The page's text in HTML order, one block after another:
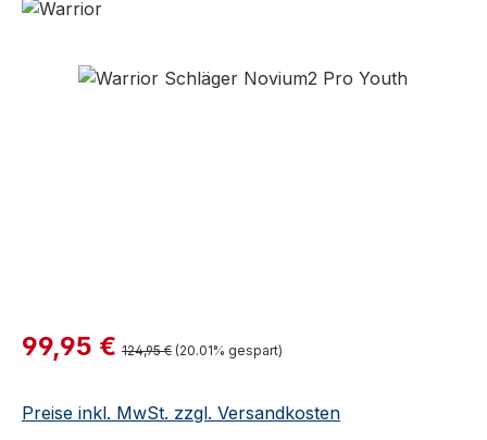
Bildergalerie überspringen
Verkaufspreis:
99,95 € Regulärer Preis:
124,95 € (20.01% gespart)
Preise inkl. MwSt. zzgl. Versandkosten